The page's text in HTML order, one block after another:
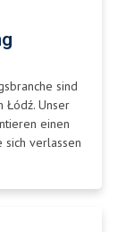
sind
Łódź. Unser
einen
sich verlassen